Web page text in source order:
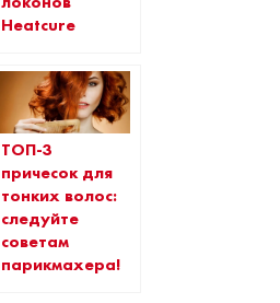
Heatcure
ТОП-3
причесок для
тонких волос:
следуйте
советам
парикмахера!